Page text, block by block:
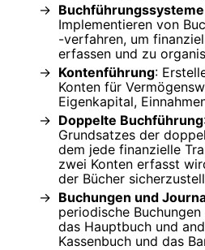
Implementieren von
-verfahren, um
erfassen und zu
Kontenführung:
Konten für
Eigenkapital,
Doppelte Buchführung
Grundsatzes der
dem jede finanzielle
zwei Konten erfasst
der Bücher
Buchungen und
periodische
das Hauptbuch und
Kassenbuch und das